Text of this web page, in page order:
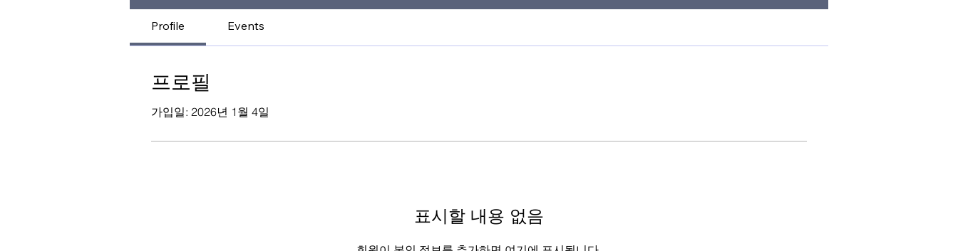
Profile Events
프로필
가입일: 2026년 1월 4일
표시할 내용 없음